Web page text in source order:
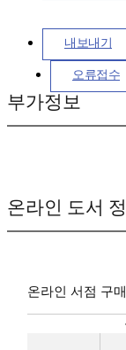
내보내기
오류접수
부가정보
온라인 도서
온라인 서점 구매